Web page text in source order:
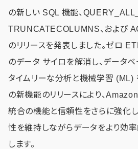
の新しい SQL 機能、
TRUNCATECOLUMNS、および
のリリースを発表しました。ゼロ
のデータ サイロを解消し、データ
タイムリーな分析と機械学習 (ML)
の新機能のリリースにより、
統合の機能と信頼性をさらに強化
性を維持しながらデータをより効
します。